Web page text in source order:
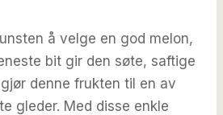
å velge en god melon,
bit gir den søte, saftige
denne frukten til en av
gleder. Med disse enkle